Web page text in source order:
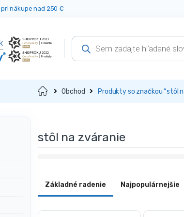
nákupe nad 250 €
Products
search
Domov Obchod Produkty so značkou “stôl
stôl na zváranie
Základné radenie Najpopulárnejšie